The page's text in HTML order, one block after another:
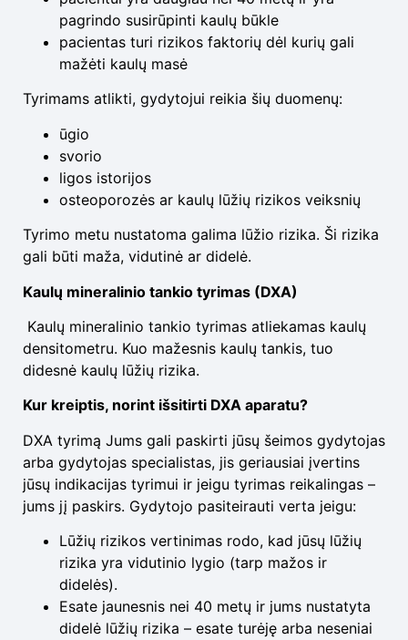
pagrindo susirūpinti kaulų būkle
pacientas turi rizikos faktorių dėl kurių gali
mažėti kaulų masė
Tyrimams atlikti, gydytojui reikia šių duomenų:
ūgio
svorio
ligos istorijos
osteoporozės ar kaulų lūžių rizikos veiksnių
Tyrimo metu nustatoma galima lūžio rizika. Ši rizika
gali būti maža, vidutinė ar didelė.
Kaulų mineralinio tankio tyrimas (DXA)
Kaulų mineralinio tankio tyrimas atliekamas kaulų
densitometru. Kuo mažesnis kaulų tankis, tuo
didesnė kaulų lūžių rizika.
Kur kreiptis, norint išsitirti DXA aparatu?
DXA tyrimą Jums gali paskirti jūsų šeimos gydytojas
arba gydytojas specialistas, jis geriausiai įvertins
jūsų indikacijas tyrimui ir jeigu tyrimas reikalingas –
jums jį paskirs. Gydytojo pasiteirauti verta jeigu:
Lūžių rizikos vertinimas rodo, kad jūsų lūžių
rizika yra vidutinio lygio (tarp mažos ir
didelės).
Esate jaunesnis nei 40 metų ir jums nustatyta
didelė lūžių rizika – esate turėję arba neseniai